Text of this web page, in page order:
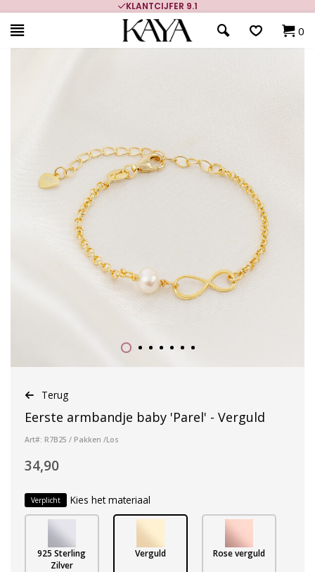
KLANTCIJFER 9.1
0
Terug
Eerste armbandje baby 'Parel' - Verguld
Art#: R7B25 / Pakken /Los
34,90
Verplicht Kies het materiaal
925 Sterling
Zilver
Verguld Rose verguld